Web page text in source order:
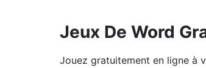
Jeux De Word
Jouez gratuitement en ligne à